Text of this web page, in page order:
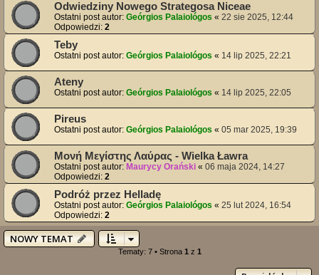
Odwiedziny Nowego Strategosa Niceae
Ostatni post autor: Geórgios Palaiológos « 22 sie 2025, 12:44
Odpowiedzi: 2
Teby
Ostatni post autor: Geórgios Palaiológos « 14 lip 2025, 22:21
Ateny
Ostatni post autor: Geórgios Palaiológos « 14 lip 2025, 22:05
Pireus
Ostatni post autor: Geórgios Palaiológos « 05 mar 2025, 19:39
Μονή Μεγίστης Λαύρας - Wielka Ławra
Ostatni post autor: Maurycy Orański « 06 maja 2024, 14:27
Odpowiedzi: 2
Podróż przez Helladę
Ostatni post autor: Geórgios Palaiológos « 25 lut 2024, 16:54
Odpowiedzi: 2
NOWY TEMAT
Tematy: 7 • Strona 1 z 1